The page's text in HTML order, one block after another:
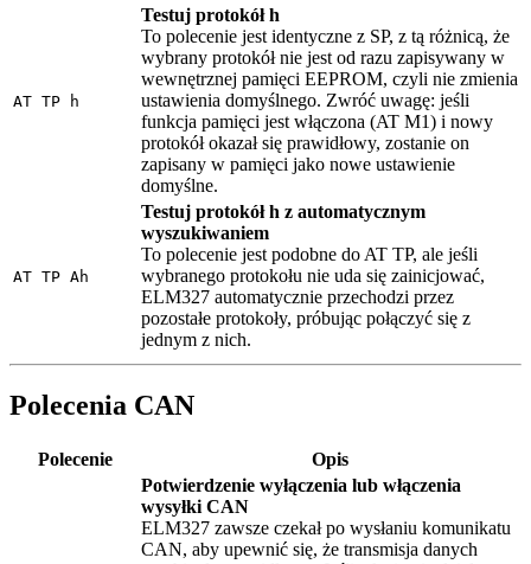
AT TP h
Testuj protokół h
To polecenie jest identyczne z SP, z tą różnicą, że
wybrany protokół nie jest od razu zapisywany w
wewnętrznej pamięci EEPROM, czyli nie zmienia
ustawienia domyślnego. Zwróć uwagę: jeśli
funkcja pamięci jest włączona (AT M1) i nowy
protokół okazał się prawidłowy, zostanie on
zapisany w pamięci jako nowe ustawienie
domyślne.
AT TP Ah
Testuj protokół h z automatycznym
wyszukiwaniem
To polecenie jest podobne do AT TP, ale jeśli
wybranego protokołu nie uda się zainicjować,
ELM327 automatycznie przechodzi przez
pozostałe protokoły, próbując połączyć się z
jednym z nich.
Polecenia CAN
Polecenie Opis
Potwierdzenie wyłączenia lub włączenia
wysyłki CAN
ELM327 zawsze czekał po wysłaniu komunikatu
CAN, aby upewnić się, że transmisja danych